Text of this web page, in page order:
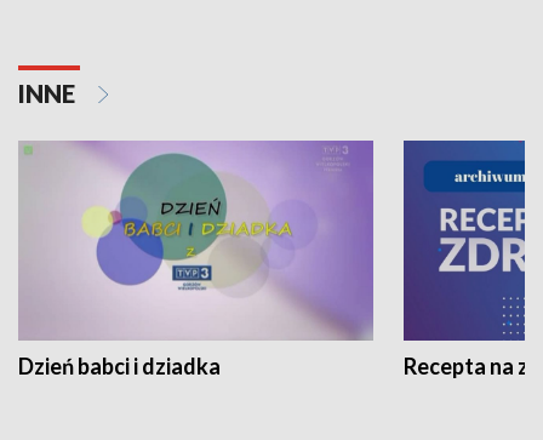
INNE
Dzień babci i dziadka Recepta na